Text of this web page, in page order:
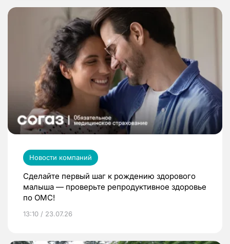
Новости компаний
Сделайте первый шаг к рождению здорового
малыша — проверьте репродуктивное здоровье
по ОМС!
13:10 / 23.07.26